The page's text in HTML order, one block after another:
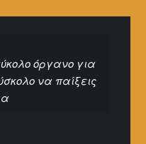
όργανο για
να παίξεις